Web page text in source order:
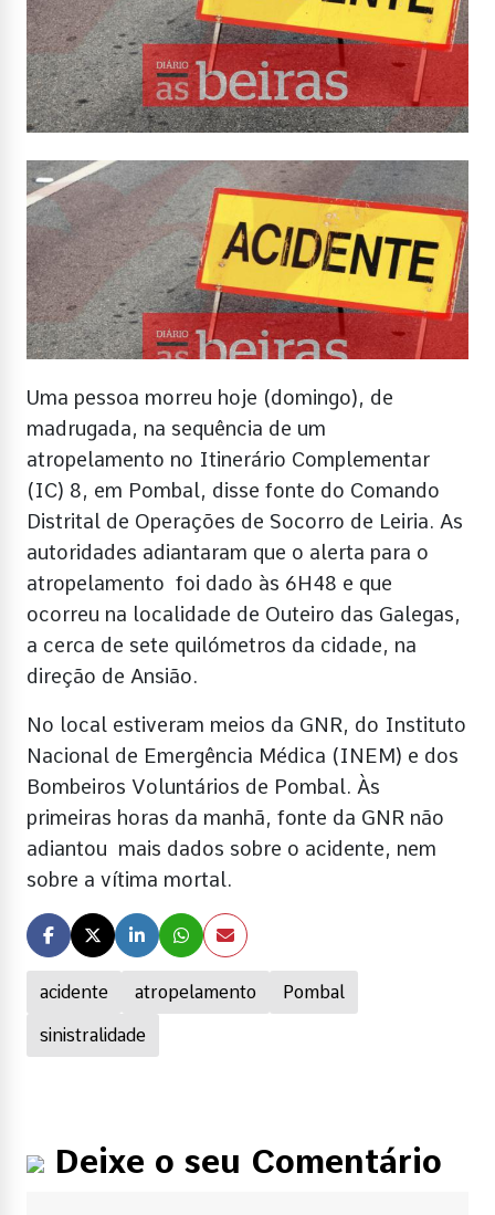
acidente atropelamento Pombal
sinistralidade
Uma pessoa morreu hoje (domingo), de
madrugada, na sequência de um
atropelamento no Itinerário Complementar
(IC) 8, em Pombal, disse fonte do Comando
Distrital de Operações de Socorro de Leiria. As
autoridades adiantaram que o alerta para o
atropelamento foi dado às 6H48 e que
ocorreu na localidade de Outeiro das Galegas,
a cerca de sete quilómetros da cidade, na
direção de Ansião.
No local estiveram meios da GNR, do Instituto
Nacional de Emergência Médica (INEM) e dos
Bombeiros Voluntários de Pombal. Às
primeiras horas da manhã, fonte da GNR não
adiantou mais dados sobre o acidente, nem
sobre a vítima mortal.
Deixe o seu Comentário